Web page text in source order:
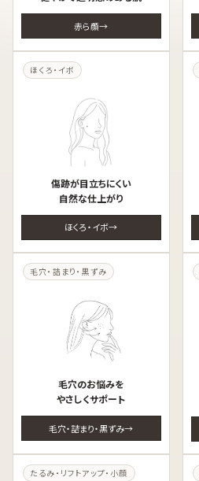
赤ら顔
ほくろ・イボ
傷跡が目立ちにくい
自然な仕上がり
ほくろ・イボ
毛穴・詰まり・黒ずみ
毛穴のお悩みを
やさしくサポート
毛穴・詰まり・黒ずみ
たるみ・リフトアップ・小顔